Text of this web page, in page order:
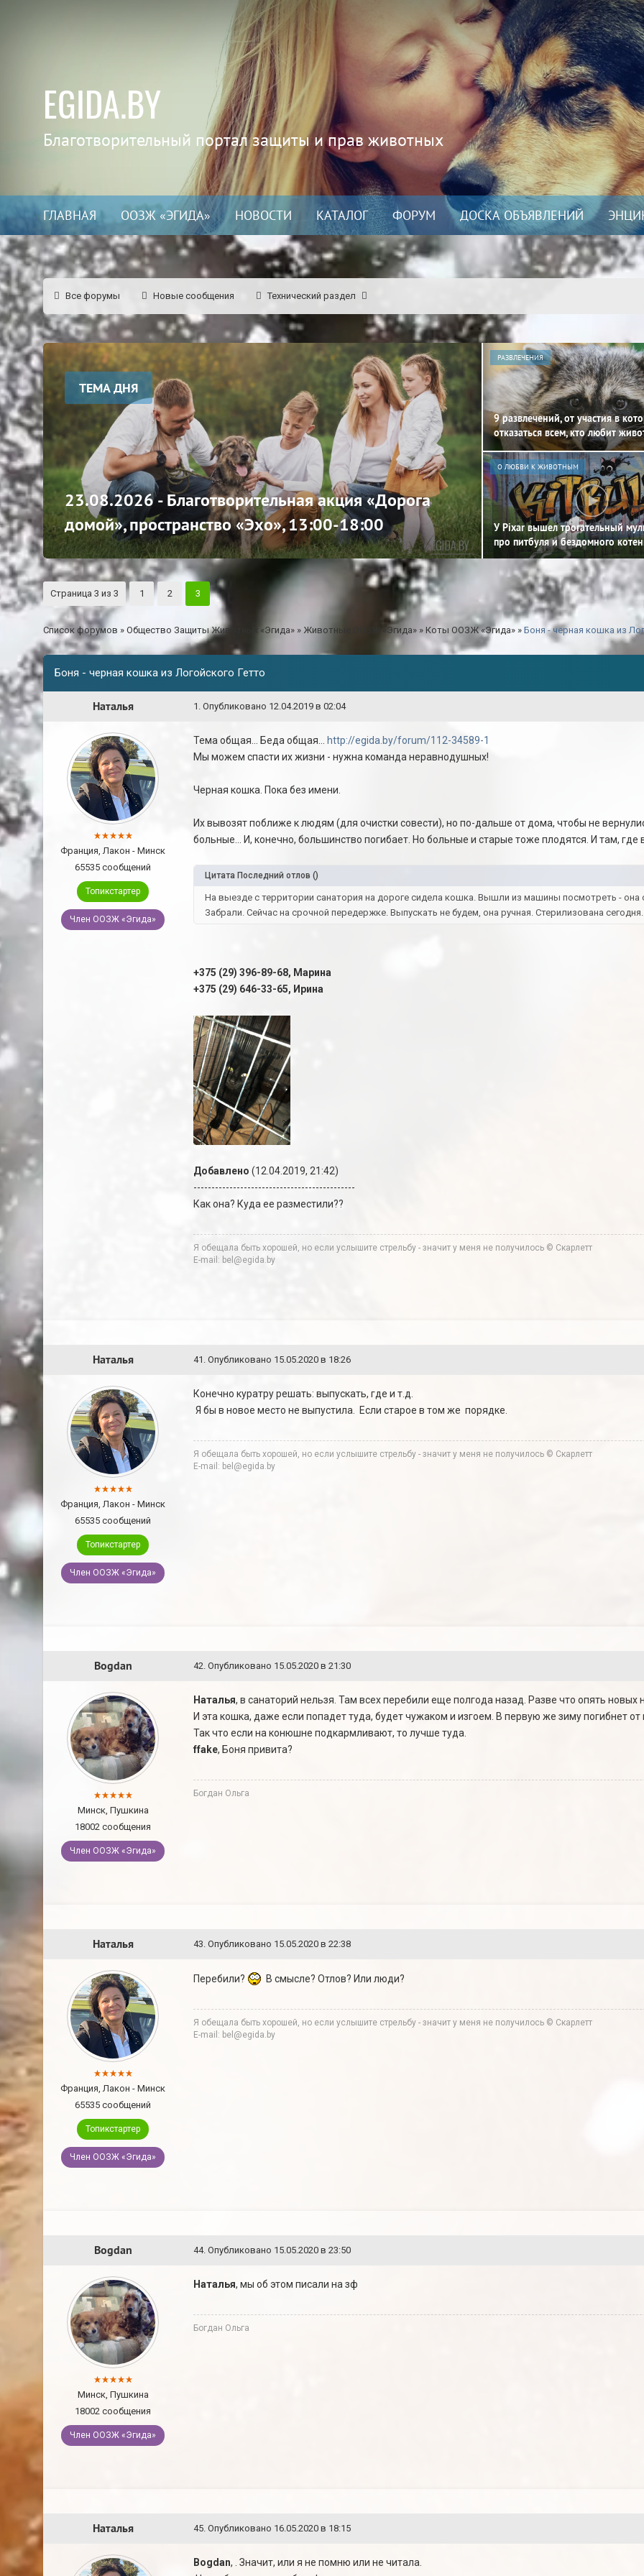
EGIDA.BY
Благотворительный портал защиты и прав животных
ГЛАВНАЯ ООЗЖ «ЭГИДА» НОВОСТИ КАТАЛОГ ФОРУМ ДОСКА ОБЪЯВЛЕНИЙ
Все форумы Новые сообщения Технический раздел
ТЕМА ДНЯ
23.08.2026 - Благотворительная акция «Дорога
домой», пространство «Эхо», 13:00-18:00
РАЗВЛЕЧЕНИЯ
9 развлечений, от участия в
отказаться всем, кто любит
О ЛЮБВИ К ЖИВОТНЫМ
У Pixar вышел трогательный
про питбуля и бездомного
Страница 3 из 3 1 2 3
Список форумов » Общество Защиты Животных «Эгида» » Животные ООЗЖ «Эгида» » Коты ООЗЖ «Эгида» » Боня - черная кошка из
Боня - черная кошка из Логойского Гетто
Наталья 1 . Опубликовано 12.04.2019 в 02:04
Франция, Лакон - Минск
65535 сообщений
Топикстартер
Член ООЗЖ «Эгида»
Тема общая... Беда общая...
http://egida.by/forum/112-34589-1
Мы можем спасти их жизни - нужна команда неравнодушных!
Черная кошка. Пока без имени.
Их вывозят поближе к людям (для очистки совести), но по-дальше от дома, чтобы не
больные... И, конечно, большинство погибает. Но больные и старые тоже плодятся. И там, где
Цитата Последний отлов ()
На выезде с территории санатория на дороге сидела кошка. Вышли из машины посмотреть - она
Забрали. Сейчас на срочной передержке. Выпускать не будем, она ручная. Стерилизована сегодня.
+375 (29) 396-89-68, Марина
+375 (29) 646-33-65, Ирина
Добавлено (12.04.2019, 21:42)
---------------------------------------------
Как она? Куда ее разместили??
Я обещала быть хорошей, но если услышите стрельбу - значит у меня не получилось © Скарлетт
E-mail: bel@egida.by
Наталья 41 . Опубликовано 15.05.2020 в 18:26
Франция, Лакон - Минск
65535 сообщений
Топикстартер
Член ООЗЖ «Эгида»
Конечно куратру решать: выпускать, где и т.д.
Я бы в новое место не выпустила. Если старое в том же порядке.
Я обещала быть хорошей, но если услышите стрельбу - значит у меня не получилось © Скарлетт
E-mail: bel@egida.by
Bogdan 42. Опубликовано 15.05.2020 в 21:30
Минск, Пушкина
18002 сообщения
Член ООЗЖ «Эгида»
Наталья, в санаторий нельзя. Там всех перебили еще полгода назад. Разве что опять новых
И эта кошка, даже если попадет туда, будет чужаком и изгоем. В первую же зиму погибнет от
Так что если на конюшне подкармливают, то лучше туда.
ffake, Боня привита?
Богдан Ольга
Наталья 43. Опубликовано 15.05.2020 в 22:38
Франция, Лакон - Минск
65535 сообщений
Топикстартер
Член ООЗЖ «Эгида»
Перебили? В смысле? Отлов? Или люди?
Я обещала быть хорошей, но если услышите стрельбу - значит у меня не получилось © Скарлетт
E-mail: bel@egida.by
Bogdan 44. Опубликовано 15.05.2020 в 23:50
Минск, Пушкина
18002 сообщения
Член ООЗЖ «Эгида»
Наталья, мы об этом писали на зф
Богдан Ольга
Наталья 45. Опубликовано 16.05.2020 в 18:15
Bogdan, . Значит, или я не помню или не читала.